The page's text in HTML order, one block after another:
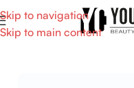
Skip to navigation
Skip to main content